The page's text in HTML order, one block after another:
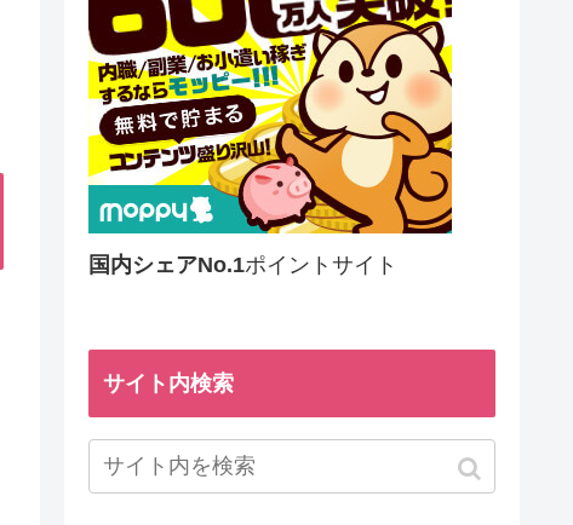
国内シェアNo.1ポイントサイト
サイト内検索